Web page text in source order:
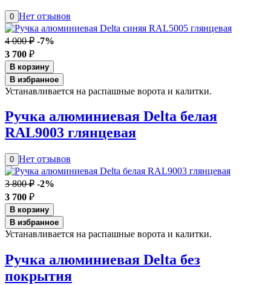
0 Нет отзывов
4 000 ₽ -7%
3 700 ₽
В корзину
В избранное
Устанавливается на распашные ворота и калитки.
Ручка алюминиевая Delta белая
RAL9003 глянцевая
0 Нет отзывов
3 800 ₽ -2%
3 700 ₽
В корзину
В избранное
Устанавливается на распашные ворота и калитки.
Ручка алюминиевая Delta без
покрытия